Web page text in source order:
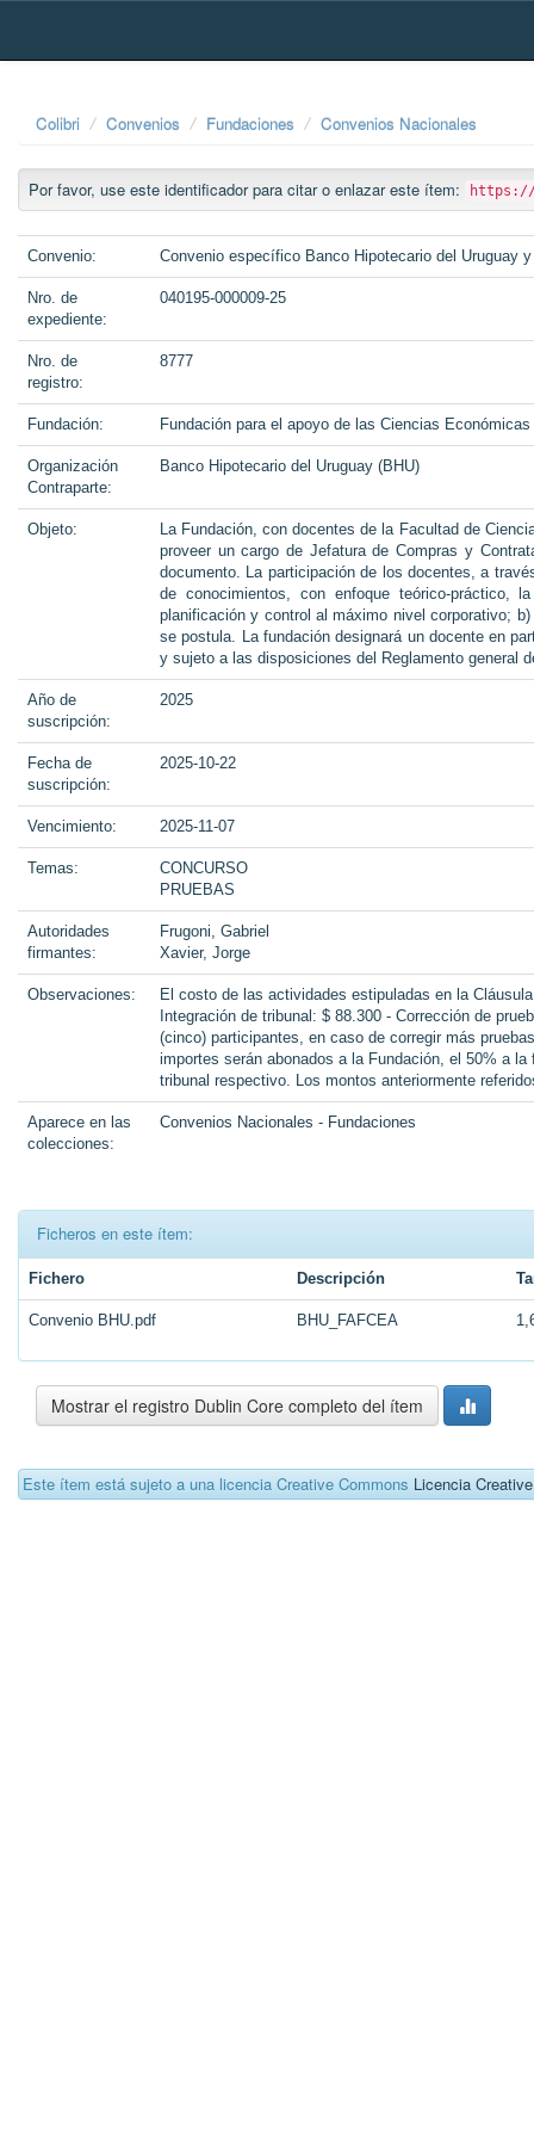
Skip
Colibri Convenios Fundaciones Convenios Nacionales
Por favor, use este identificador para citar o enlazar este ítem: https://
Convenio: Convenio específico Banco Hipotecario del Uruguay
Nro. de
expediente:
040195-000009-25
Nro. de
registro:
8777
Fundación: Fundación para el apoyo de las Ciencias Económicas
Organización
Contraparte:
Banco Hipotecario del Uruguay (BHU)
Objeto:
La Fundación, con docentes de la Facultad de
proveer un cargo de Jefatura de Compras y
documento. La participación de los docentes, a
de conocimientos, con enfoque teórico-
planificación y control al máximo nivel corporativo;
se postula. La fundación designará un docente en
y sujeto a las disposiciones del Reglamento general
Año de
suscripción:
2025
Fecha de
suscripción:
2025-10-22
Vencimiento: 2025-11-07
Temas:
CONCURSO
PRUEBAS
Autoridades
firmantes:
Frugoni, Gabriel
Xavier, Jorge
Observaciones:
El costo de las actividades estipuladas en la
Integración de tribunal: $ 88.300 - Corrección de
(cinco) participantes, en caso de corregir más
importes serán abonados a la Fundación, el 50% a
tribunal respectivo. Los montos anteriormente
Aparece en las
colecciones:
Convenios Nacionales - Fundaciones
Ficheros en este ítem:
Fichero Descripción
Convenio BHU.pdf BHU_FAFCEA
Mostrar el registro Dublin Core completo del ítem
Este ítem está sujeto a una licencia Creative Commons Licencia